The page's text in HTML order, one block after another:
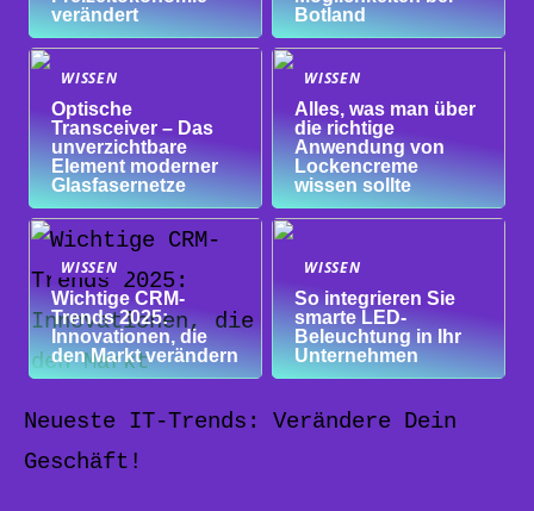
verändert
Botland
WISSEN
Optische
Transceiver – Das
unverzichtbare
Element moderner
Glasfasernetze
WISSEN
Alles, was man über
die richtige
Anwendung von
Lockencreme
wissen sollte
WISSEN
Wichtige CRM-
Trends 2025:
Innovationen, die
den Markt verändern
WISSEN
So integrieren Sie
smarte LED-
Beleuchtung in Ihr
Unternehmen
Neueste IT-Trends: Verändere Dein
Geschäft!